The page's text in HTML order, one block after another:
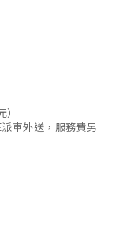
車外送，服務費另